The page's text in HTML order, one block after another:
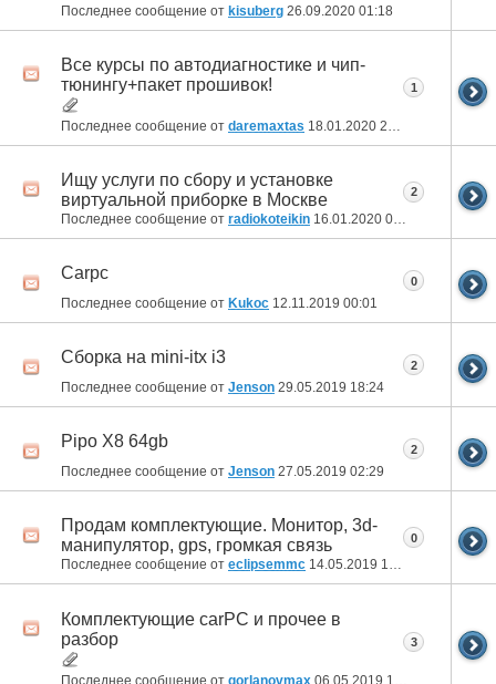
Последнее сообщение от kisuberg 26.09.2020 01:18
Все курсы по автодиагностике и чип-
тюнингу+пакет прошивок!
Последнее сообщение от daremaxtas 18.01.2020 21:37
1
Ищу услуги по сбору и установке
виртуальной приборке в Москве
Последнее сообщение от radiokoteikin 16.01.2020 08:30
2
Carpc
Последнее сообщение от Kukoc 12.11.2019 00:01
0
Сборка на mini-itx i3
Последнее сообщение от Jenson 29.05.2019 18:24
2
Pipo X8 64gb
Последнее сообщение от Jenson 27.05.2019 02:29
2
Продам комплектующие. Монитор, 3d-
манипулятор, gps, громкая связь
Последнее сообщение от eclipsemmc 14.05.2019 14:37
0
Комплектующие carPC и прочее в
разбор
Последнее сообщение от gorlanovmax 06.05.2019 16:45
3